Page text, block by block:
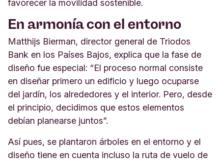
favorecer la movilidad sostenible.
En armonía con el entorno
Matthijs Bierman, director general de Triodos
Bank en los Países Bajos, explica que la fase de
diseño fue especial: “El proceso normal consiste
en diseñar primero un edificio y luego ocuparse
del jardín, los alrededores y el interior. Pero, desde
el principio, decidimos que estos elementos
debían planearse juntos”.
Así pues, se plantaron árboles en el entorno y el
diseño tiene en cuenta incluso la ruta de vuelo de